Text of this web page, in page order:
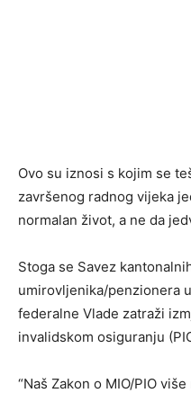
Ovo su iznosi s kojim se
završenog radnog vijeka
normalan život, a ne da
Stoga se Savez
umirovljenika/penzionera
federalne Vlade zatraži
invalidskom osiguranju
“Naš Zakon o MIO/PIO